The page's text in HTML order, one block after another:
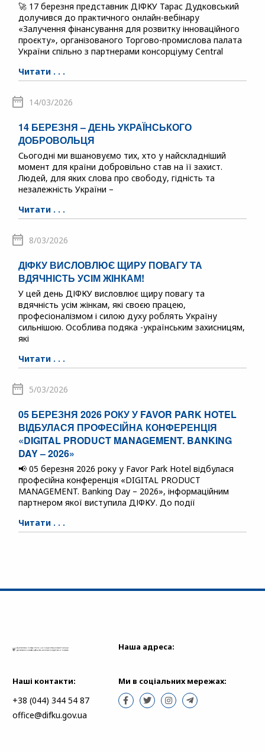
🚀 17 березня представник ДІФКУ Тарас Дудковський
долучився до практичного онлайн-вебінару
«Залучення фінансування для розвитку інноваційного
проєкту», організованого Торгово-промислова палата
України спільно з партнерами консорціуму Central
Читати . . .
14/03/2026
14 БЕРЕЗНЯ – ДЕНЬ УКРАЇНСЬКОГО
ДОБРОВОЛЬЦЯ
Сьогодні ми вшановуємо тих, хто у найскладніший
момент для країни добровільно став на її захист.
Людей, для яких слова про свободу, гідність та
незалежність України –
Читати . . .
8/03/2026
ДІФКУ ВИСЛОВЛЮЄ ЩИРУ ПОВАГУ ТА
ВДЯЧНІСТЬ УСІМ ЖІНКАМ!
У цей день ДІФКУ висловлює щиру повагу та
вдячність усім жінкам, які своєю працею,
професіоналізмом і силою духу роблять Україну
сильнішою. Особлива подяка -українським захисницям,
які
Читати . . .
5/03/2026
05 БЕРЕЗНЯ 2026 РОКУ У FAVOR PARK HOTEL
ВІДБУЛАСЯ ПРОФЕСІЙНА КОНФЕРЕНЦІЯ
«DIGITAL PRODUCT MANAGEMENT. BANKING
DAY – 2026»
📢 05 березня 2026 року у Favor Park Hotel відбулася
професійна конференція «DIGITAL PRODUCT
MANAGEMENT. Banking Day – 2026», інформаційним
партнером якої виступила ДІФКУ. До події
Читати . . .
Наша адреса:
Наші контакти:
+38 (044) 344 54 87
office@difku.gov.ua
Ми в соціальних мережах: